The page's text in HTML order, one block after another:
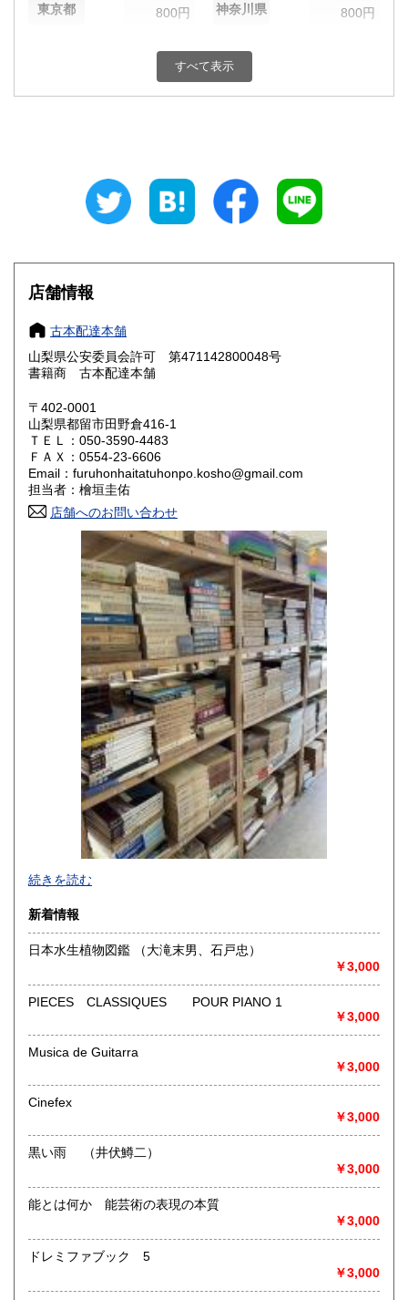
東京都 800円 神奈川県 800円
800円 富山県
800円 三重県
大阪府
奈良県
鳥取県 800円 島根県
岡山県
山口県 800円
香川県 800円 愛媛県
高知県 800円
800円 長崎県
800円 大分県
800円 鹿児島県
1,500円
すべて表示
店舗情報
古本配達本舗
山梨県公安委員会許可 第471142800048号
書籍商 古本配達本舗
〒402-0001
山梨県都留市田野倉416-1
ＴＥＬ：050-3590-4483
ＦＡＸ：0554-23-6606
Email：furuhonhaitatuhonpo.kosho@gmail.com
担当者：檜垣圭佑
店舗へのお問い合わせ
-
沿線名：-
最寄駅：-
営業時間：-
定休日：-
書籍の買取について
取り扱い分野
語国文、外国文学、古典籍、近代文献、趣味、外国書、サブ
続きを読む
新着情報
日本水生植物図鑑 （大滝末男、石戸忠）
￥3,000
PIECES CLASSIQUES POUR PIANO 1
￥3,000
Musica de Guitarra
￥3,000
Cinefex
￥3,000
黒い雨 （井伏鱒二）
￥3,000
能とは何か 能芸術の表現の本質
￥3,000
ドレミファブック 5
￥3,000